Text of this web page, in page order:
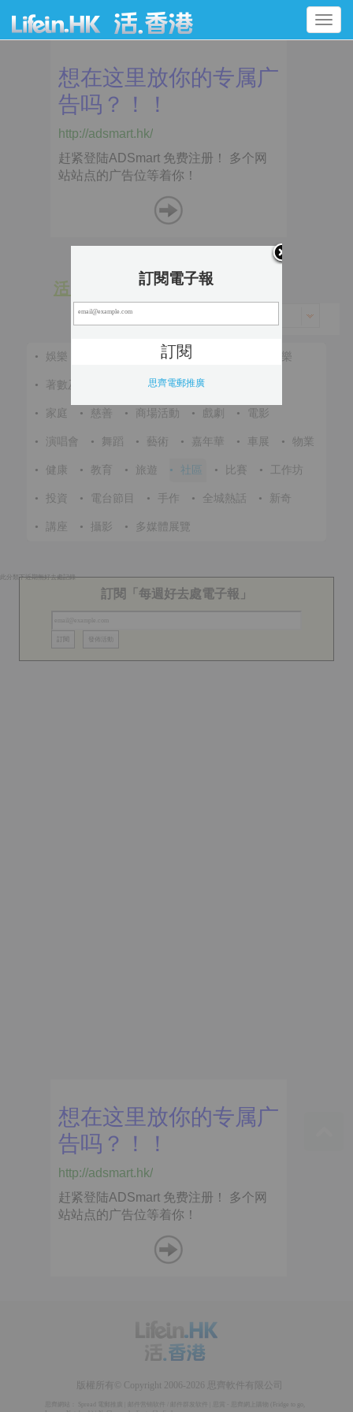
Toggle
navigation
活 動
• 娛樂 • 節慶 音樂
• 著數及優惠 • 體育 •
• 家庭 • 慈善 • 商場活動 • 戲劇 • 電影
• 演唱會 • 舞蹈 • 藝術 • 嘉年華 • 車展 • 物業
• 健康 • 教育 • 旅遊 • 社區 • 比賽 • 工作坊
• 投資 • 電台節目 • 手作 • 全城熱話 • 新奇
• 講座 • 攝影 • 多媒體展覽
此分類下近期無好去處記錄
訂閱「每週好去處電子報」
訂閱電子報
思齊電郵推廣
版權所有© Copyright 2006-2026 思齊軟件有限公司
Spread 電郵推廣